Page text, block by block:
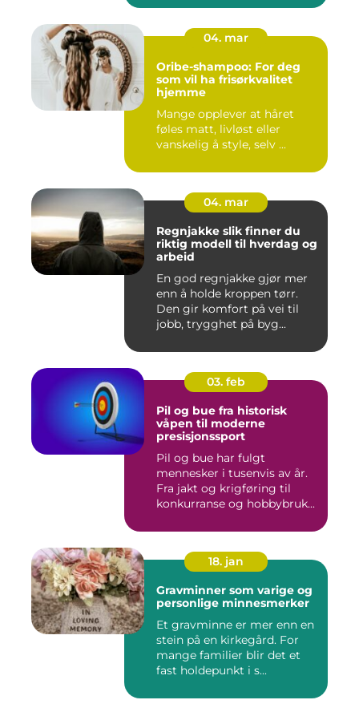
04. mar
Oribe-shampoo: For deg
som vil ha frisørkvalitet
hjemme
Mange opplever at håret
føles matt, livløst eller
vanskelig å style, selv ...
04. mar
Regnjakke slik finner du
riktig modell til hverdag og
arbeid
En god regnjakke gjør mer
enn å holde kroppen tørr.
Den gir komfort på vei til
jobb, trygghet på byg...
03. feb
Pil og bue fra historisk
våpen til moderne
presisjonssport
Pil og bue har fulgt
mennesker i tusenvis av år.
Fra jakt og krigføring til
konkurranse og hobbybruk...
18. jan
Gravminner som varige og
personlige minnesmerker
Et gravminne er mer enn en
stein på en kirkegård. For
mange familier blir det et
fast holdepunkt i s...